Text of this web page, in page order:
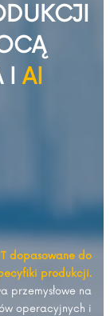
I AI
dopasowane do
produkcji.
przemysłowe na
operacyjnych i